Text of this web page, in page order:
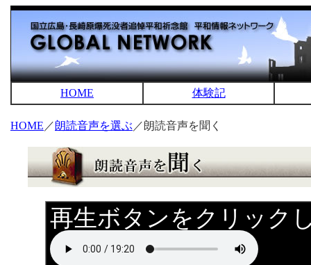
HOME 体験記
HOME ／朗読音声を選ぶ ／朗読音声を聞く
再生ボタンをクリック